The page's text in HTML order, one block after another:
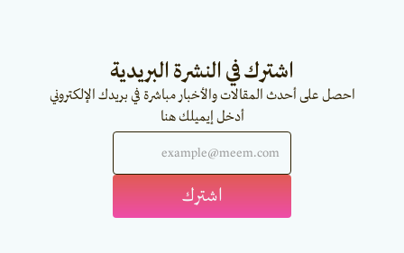
اشترك في النشرة البريدية
احصل على أحدث المقالات والأخبار مباشرة في بريدك الإلكتروني
أدخل إيميلك هنا